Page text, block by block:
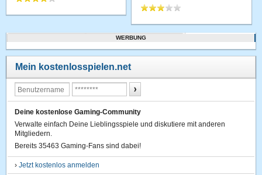
WERBUNG
Mein kostenlosspielen.net
Deine kostenlose Gaming-Community
Verwalte einfach Deine Lieblingsspiele und diskutiere mit anderen
Mitgliedern.
Bereits 35463 Gaming-Fans sind dabei!
›Jetzt kostenlos anmelden